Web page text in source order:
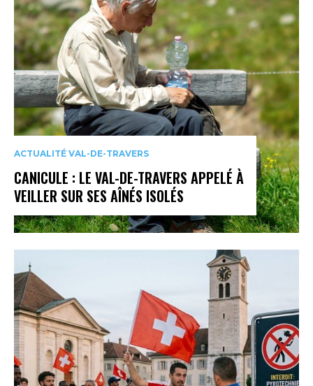
ACTUALITÉ VAL-DE-TRAVERS
CANICULE : LE VAL-DE-TRAVERS APPELÉ À
VEILLER SUR SES AÎNÉS ISOLÉS